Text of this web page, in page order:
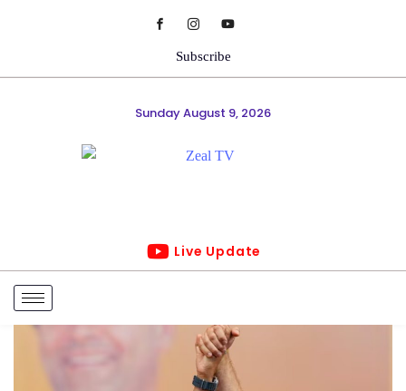
Subscribe
Sunday August 9, 2026
Live Update